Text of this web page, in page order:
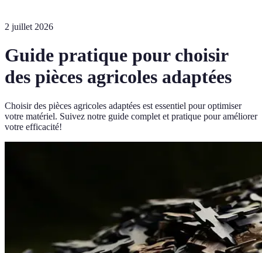
2 juillet 2026
Guide pratique pour choisir
des pièces agricoles adaptées
Choisir des pièces agricoles adaptées est essentiel pour optimiser
votre matériel. Suivez notre guide complet et pratique pour améliorer
votre efficacité!